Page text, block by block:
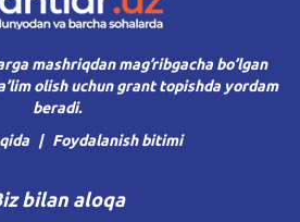
mashriqdan mag’ribgacha bo’lgan
olish uchun grant topishda yordam
beradi.
Foydalanish bitimi
bilan aloqa